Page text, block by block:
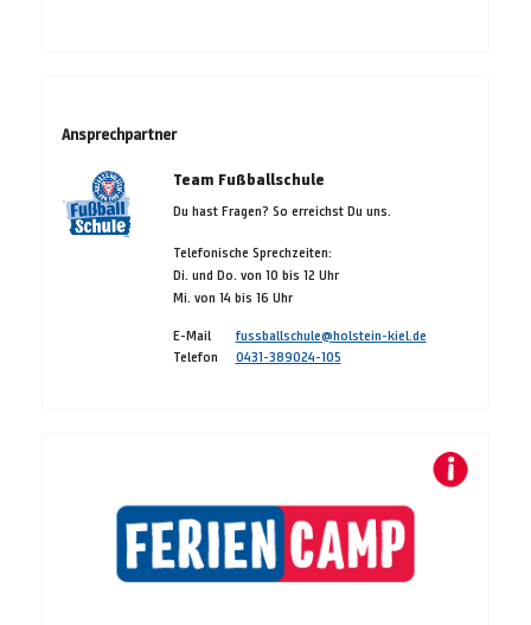
Ansprechpartner
Team Fußballschule
Du hast Fragen? So erreichst Du uns.
Telefonische Sprechzeiten:
Di. und Do. von 10 bis 12 Uhr
Mi. von 14 bis 16 Uhr
E-Mail
fussballschule@holstein-kiel.de
Telefon
0431-389024-105